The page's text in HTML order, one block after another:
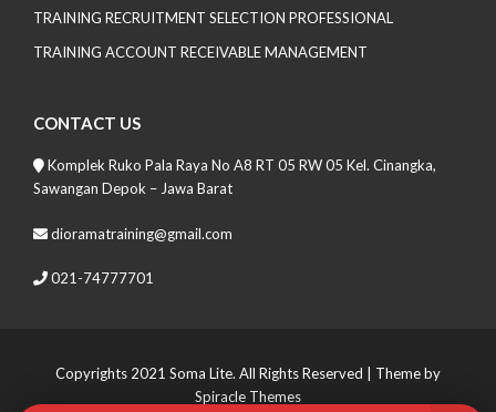
TRAINING RECRUITMENT SELECTION PROFESSIONAL
TRAINING ACCOUNT RECEIVABLE MANAGEMENT
CONTACT US
Komplek Ruko Pala Raya No A8 RT 05 RW 05 Kel. Cinangka,
Sawangan Depok – Jawa Barat
dioramatraining@gmail.com
021-74777701
Copyrights 2021 Soma Lite. All Rights Reserved | Theme by
Spiracle Themes